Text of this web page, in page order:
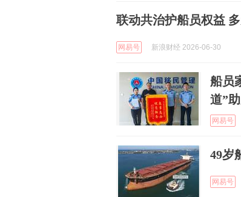
联动共治护船员权益
网易号 新浪财经 2026-06-30
船员
道”
网易号
49岁
网易号